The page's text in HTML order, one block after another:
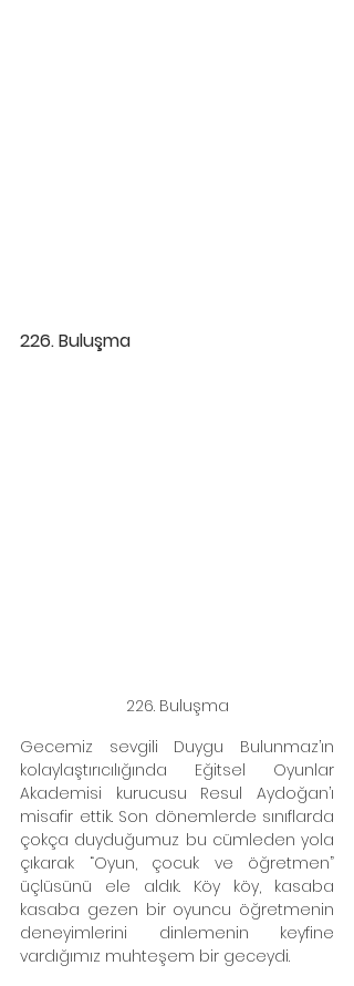
226. Buluşma
226. Buluşma
Gecemiz sevgili Duygu Bulunmaz’ın
kolaylaştırıcılığında Eğitsel Oyunlar
Akademisi kurucusu Resul Aydoğan’ı
misafir ettik. Son dönemlerde sınıflarda
çokça duyduğumuz bu cümleden yola
çıkarak “Oyun, çocuk ve öğretmen”
üçlüsünü ele aldık. Köy köy, kasaba
kasaba gezen bir oyuncu öğretmenin
deneyimlerini dinlemenin keyfine
vardığımız muhteşem bir geceydi.